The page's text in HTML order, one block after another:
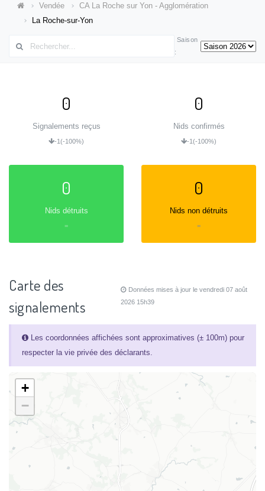
Vendée
CA La Roche sur Yon - Agglomération
La Roche-sur-Yon
Saison
:
0
Signalements reçus
-1(-100%)
0
Nids confirmés
-1(-100%)
0
Nids détruits
=
0
Nids non détruits
=
Carte des
signalements
Données mises à jour le vendredi 07 août
2026 15h39
Les coordonnées affichées sont approximatives (± 100m) pour
respecter la vie privée des déclarants.
+
−